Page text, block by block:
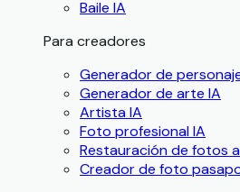
Baile IA
Para creadores
Generador de
Generador de arte IA
Artista IA
Foto profesional IA
Restauración de fotos
Creador de foto